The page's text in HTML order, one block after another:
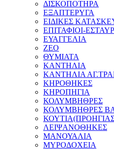
ΔΙΣΚΟΠΟΤΗΡΑ
ΕΞΑΠΤΕΡΥΓΑ
ΕΙΔΙΚΕΣ
ΕΠΙΤΑΦΙΟΙ-
ΕΥΑΓΓΕΛΙΑ
ΖΕΟ
ΘΥΜΙΑΤΑ
ΚΑΝΤΗΛΙΑ
ΚΑΝΤΗΛΙΑ
ΚΗΡΟΘΗΚΕΣ
ΚΗΡΟΠΗΓΙΑ
ΚΟΛΥΜΒΗΘΡΕΣ
ΚΟΛΥΜΒΗΘΡΕΣ
ΛΕΙΨΑΝΟΘΗΚΕΣ
ΜΑΝΟΥΑΛΙΑ
ΜΥΡΟΔΟΧΕΙΑ